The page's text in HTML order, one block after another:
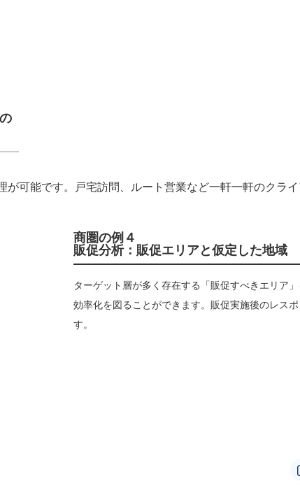
可能です。戸宅訪問、ルート営業など一軒一軒のクラ
商圏の例４
販促分析：販促エリアと仮定した地域
ターゲット層が多く存在する「販促すべきエリア
効率化を図ることができます。販促実施後のレス
す。